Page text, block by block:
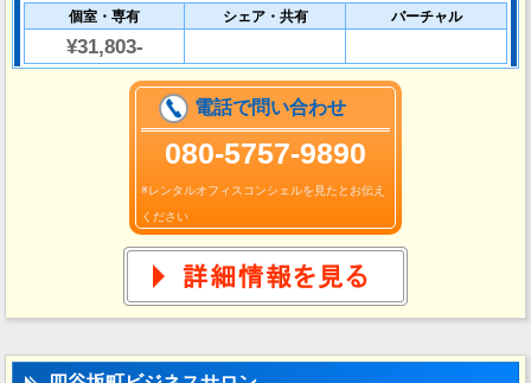
個室・専有 シェア・共有 バーチャル
¥31,803-
電話で問い合わせ
080-5757-9890
※レンタルオフィスコンシェルを見たとお伝え
ください